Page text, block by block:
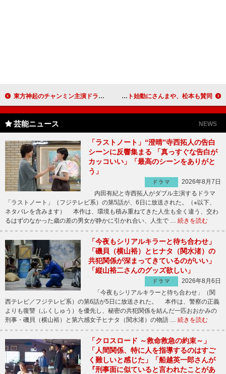
東方神起のチャンミン主演ドラマ、日本放送決定 日本版限定サントラも特典映像付きで発売 大御所西川きよしが「吉本１００周年企画」を発表 吉本新プロジェクト始動にさんまや、松本も賛同
芸能ニュース NEWS
「ラストノート」“澄晴”寺西拓人の告白
シーンに反響集まる 「真っすぐな告白が
カッコいい」「最高のシーンをありがと
う」
ドラマ
2026年8月7日
内田有紀と寺西拓人がダブル主演するドラマ
「ラストノート」（フジテレビ系）の第5話が、6日に放送された。（※以下、
ネタバレを含みます） 本作は、環境も積み重ねてきた人生も全く違う、交わ
るはずのなかった歳の差の男女が静かに引かれ合い、人生で … 続きを読む
「今夜もシリアルキラーと待ち合わせ」
「磯貝（横山裕）とヒナタ（関水渚）の
共犯関係が深まってきているのがいい」
「縦山裕二さんのグッズ欲しい」
ドラマ
2026年8月6日
「今夜もシリアルキラーと待ち合わせ」（関
西テレビ／フジテレビ系）の第6話が5日に放送された。 本作は、警察の正義
よりも復讐（ふくしゅう）を優先し、秘密の共犯関係を結んだ一匹おおかみの
刑事・磯貝（横山裕）と第六感女子ヒナタ（関水渚）の物語 … 続きを読む
「クロスロード ～救命救急の約束～」
「人間関係、特に人を指導するのはすご
く難しいと感じた」「船越英一郎さんが
『刑事面に似ていると言われたことがあ